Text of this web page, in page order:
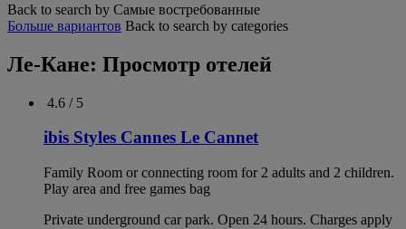
Back to search by Самые востребованные
Больше вариантов Back to search by categories
Ле-Кане: Просмотр отелей
4.6 / 5
ibis Styles Cannes Le Cannet
Family Room or connecting room for 2 adults and 2 children.
Play area and free games bag
Private underground car park. Open 24 hours. Charges apply